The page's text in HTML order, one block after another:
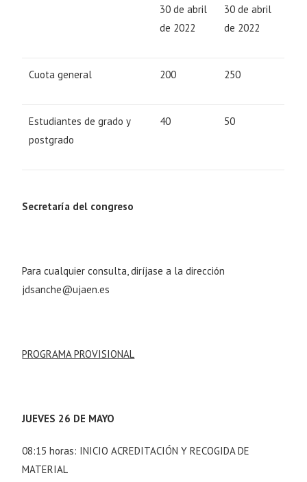
30 de abril
de 2022
30 de abril
de 2022
Cuota general 200 250
Estudiantes de grado y
postgrado
40 50
Secretaría del congreso
Para cualquier consulta, diríjase a la dirección
jdsanche@ujaen.es
PROGRAMA PROVISIONAL
JUEVES 26 DE MAYO
08:15 horas: INICIO ACREDITACIÓN Y RECOGIDA DE
MATERIAL